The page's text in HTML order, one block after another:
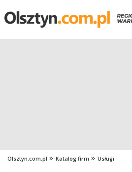
Olsztyn.com.pl Katalog firm Usługi